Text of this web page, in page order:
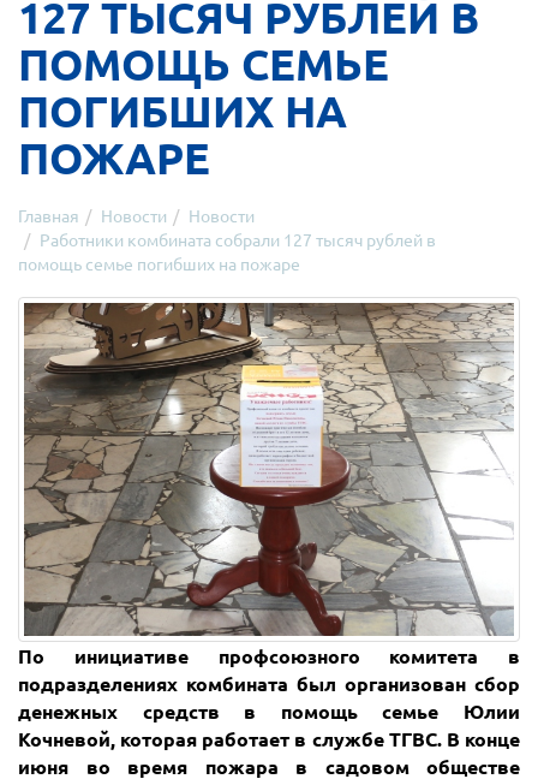
127 ТЫСЯЧ РУБЛЕЙ В
ПОМОЩЬ СЕМЬЕ
ПОГИБШИХ НА
ПОЖАРЕ
Главная Новости
Новости
Работники комбината собрали 127 тысяч рублей в
помощь семье погибших на пожаре
По инициативе профсоюзного комитета в
подразделениях комбината был организован сбор
денежных средств в помощь семье Юлии
Кочневой, которая работает в службе ТГВС. В конце
июня во время пожара в садовом обществе